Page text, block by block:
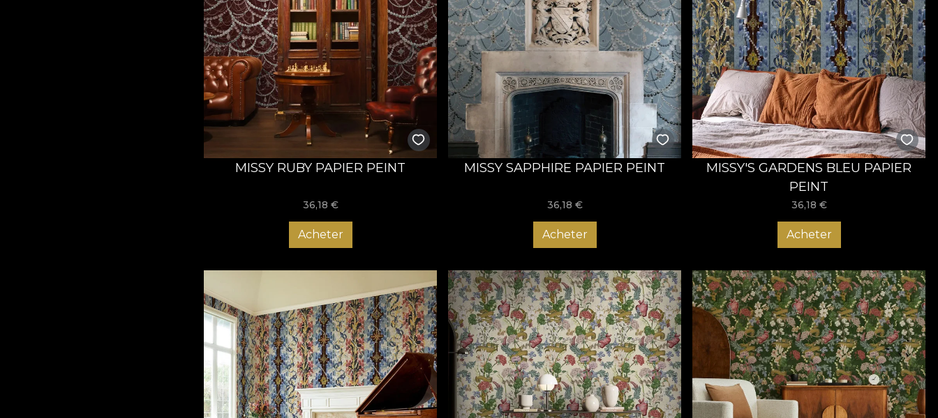
MISSY RUBY PAPIER PEINT
36,18 €
Acheter
MISSY SAPPHIRE PAPIER PEINT
36,18 €
Acheter
MISSY'S GARDENS BLEU PAPIER
PEINT
36,18 €
Acheter